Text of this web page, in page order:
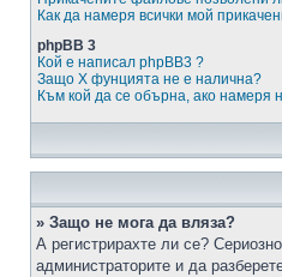
Как да намеря всички мой
phpBB 3
Кой е написал phpBB3 ?
Защо X фунцията не е налична?
Към кой да се обърна, ако намеря
» Защо не мога да вляза?
А регистрирахте ли се?
администраторите и да